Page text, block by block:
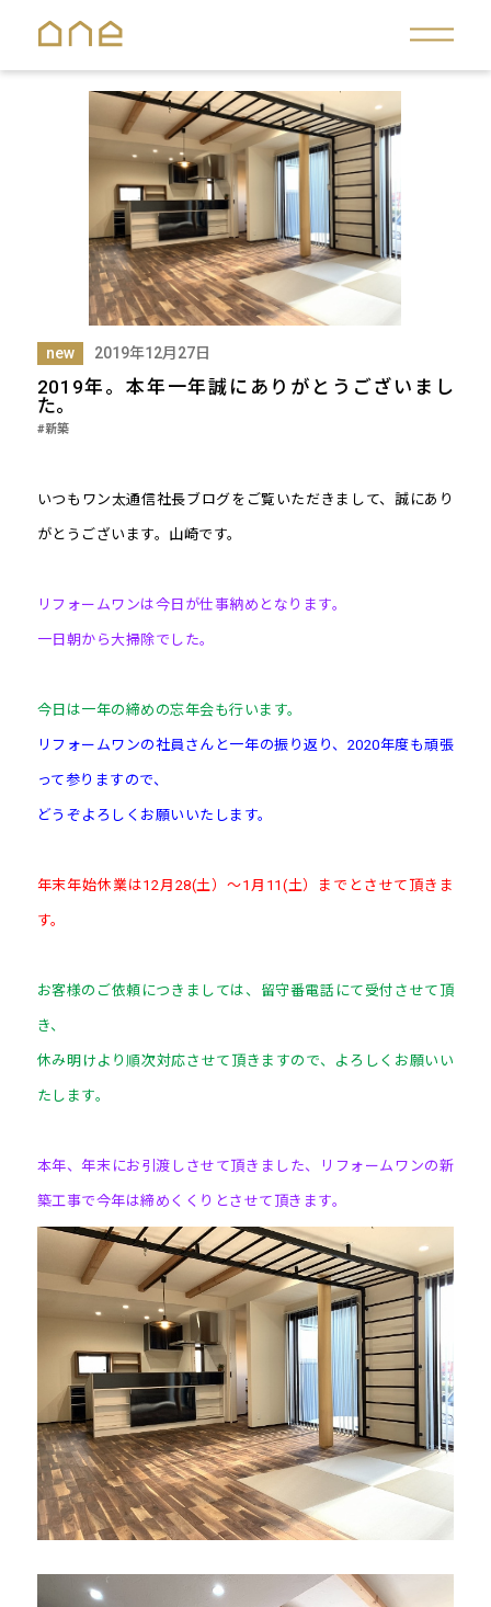
new 2019年12月27日
2019年。本年一年誠にありがとうございまし
た。
#新築
いつもワン太通信社長ブログをご覧いただきまして、誠にあり
がとうございます。山崎です。
リフォームワンは今日が仕事納めとなります。
一日朝から大掃除でした。
今日は一年の締めの忘年会も行います。
リフォームワンの社員さんと一年の振り返り、2020年度も頑張
って参りますので、
どうぞよろしくお願いいたします。
年末年始休業は12月28(土）～1月11(土）までとさせて頂きま
す。
お客様のご依頼につきましては、留守番電話にて受付させて頂
き、
休み明けより順次対応させて頂きますので、よろしくお願いい
たします。
本年、年末にお引渡しさせて頂きました、リフォームワンの新
築工事で今年は締めくくりとさせて頂きます。